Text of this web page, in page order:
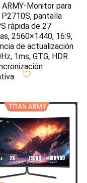
Monitor para
pantalla
rápida de 27
2560×1440, 16:9,
de actualización
1ms, GTG, HDR